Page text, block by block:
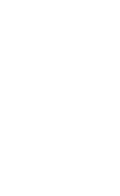
Regel auf
oder schriftlich
für Sie stellen.